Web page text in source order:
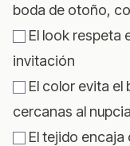
boda de otoño,
El look respeta
invitación
El color evita el
cercanas al
El tejido